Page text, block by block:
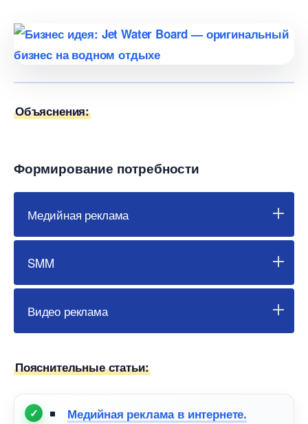
Объяснения:
Формирование потребности
Медийная реклама
SMM
идео реклама
Пояснительные статьи:
Медийная реклама в интернете.